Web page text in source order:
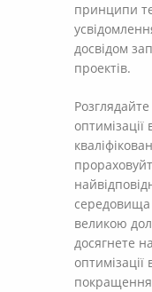
принципи
досвідом
проектів.
середовища
великою
досягнете
покращення